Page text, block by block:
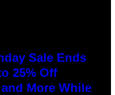
Sale Ends
25% Off
More While